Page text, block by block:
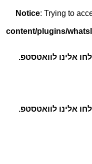
Notice: Trying to
content/plugins/
אלינו לוואטסטפ.
אלינו לוואטסטפ.